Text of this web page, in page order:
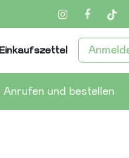
InstagramFacebook
Einkaufszettel
Anrufen und bestellen